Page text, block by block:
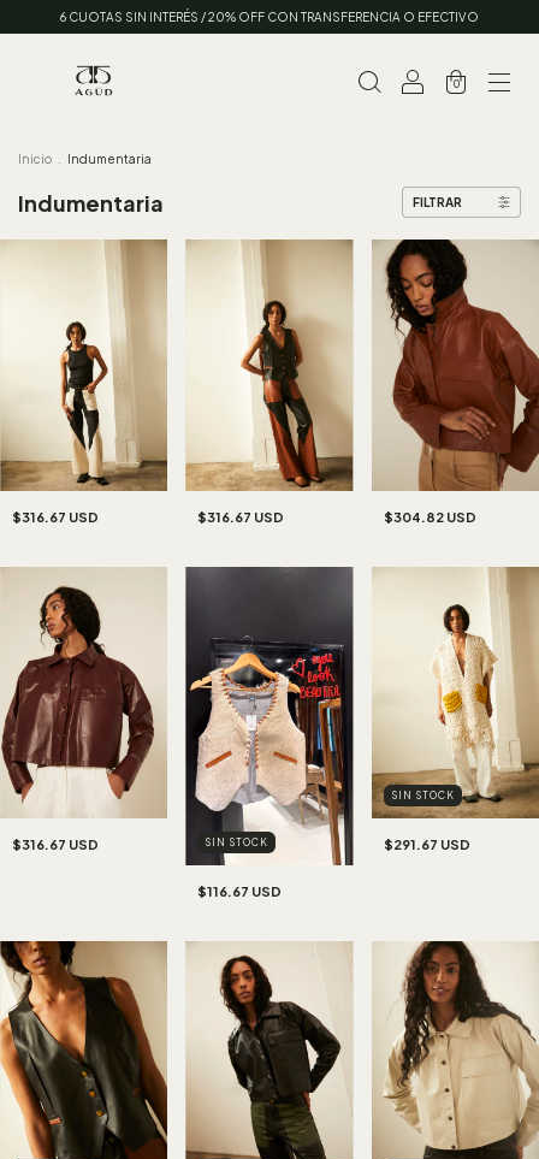
6 CUOTAS SIN INTERÉS / 20% OFF CON TRANSFERENCIA O EFECTIVO
0
Inicio Indumentaria
Indumentaria FILTRAR
$316.67 USD $316.67 USD $304.82 USD
$316.67 USD SIN STOCK
$116.67 USD
SIN STOCK
$291.67 USD